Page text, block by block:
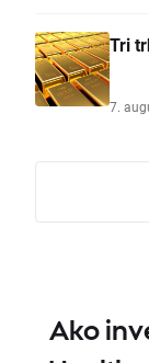
Tri
7.
Ako